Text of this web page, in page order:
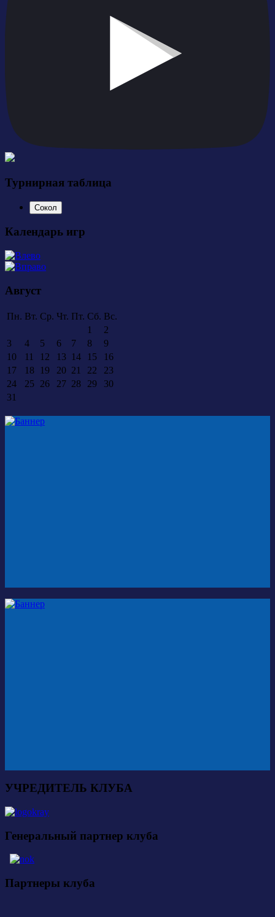
Турнирная таблица
Сокол
Календарь игр
Август
Пн. Вт. Ср. Чт. Пт. Сб. Вс.
1
2
3
4 5 6 7 8
9
10
11 12 13 14 15
16
17
18 19 20 21 22
23
24
25 26 27 28 29
30
31
УЧРЕДИТЕЛЬ КЛУБА
Генеральный партнер клуба
Партнеры клуба